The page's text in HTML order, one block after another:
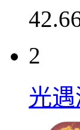
2
光